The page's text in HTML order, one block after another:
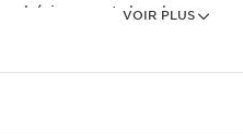
VOIR PLUS
et des